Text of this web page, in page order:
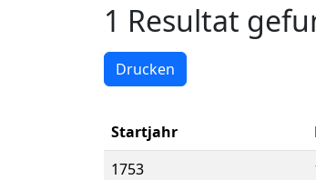
1 Resultat
Drucken
Startjahr
1753